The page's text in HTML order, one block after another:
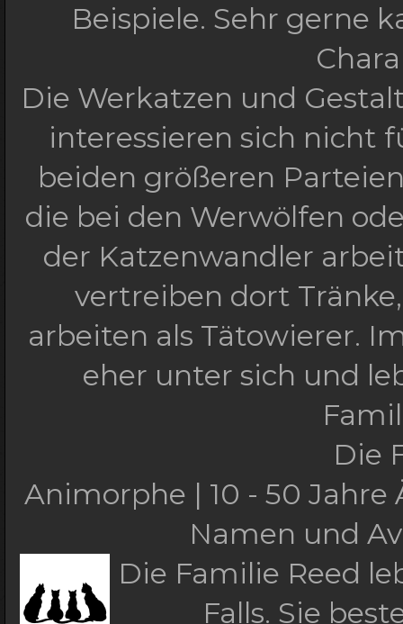
Beispiele. Sehr gerne
Die Werkatzen und
interessieren sich nicht
beiden größeren
die bei den Werwölfen
der Katzenwandler
vertreiben dort
arbeiten als Tätowierer.
eher unter sich und
Die
Animorphe | 10 - 50 Jahre
Namen und
Die Familie Reed
Falls. Sie